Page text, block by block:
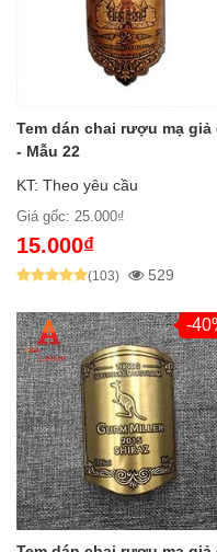
Tem dán chai rượu mạ giả
- Mẫu 22
KT: Theo yêu cầu
Giá gốc: 25.000₫
15.000₫
(103) 529
-